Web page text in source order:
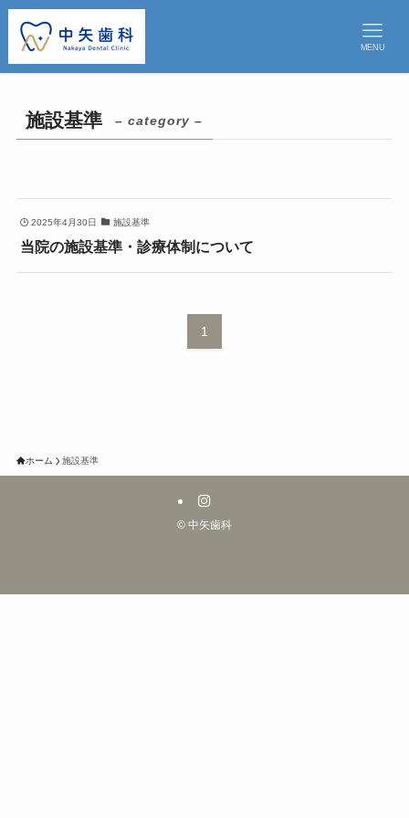
MENU
施設基準 – category –
2025年4月30日 施設基準
当院の施設基準・診療体制について
1
ホーム 施設基準
© 中矢歯科